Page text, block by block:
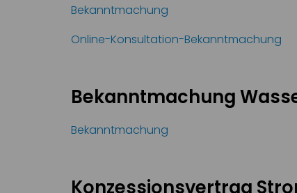
Bekanntmachung
Online-Konsultation-Bekanntmachung
Bekanntmachung
Bekanntmachung
Konzessionsvertrag